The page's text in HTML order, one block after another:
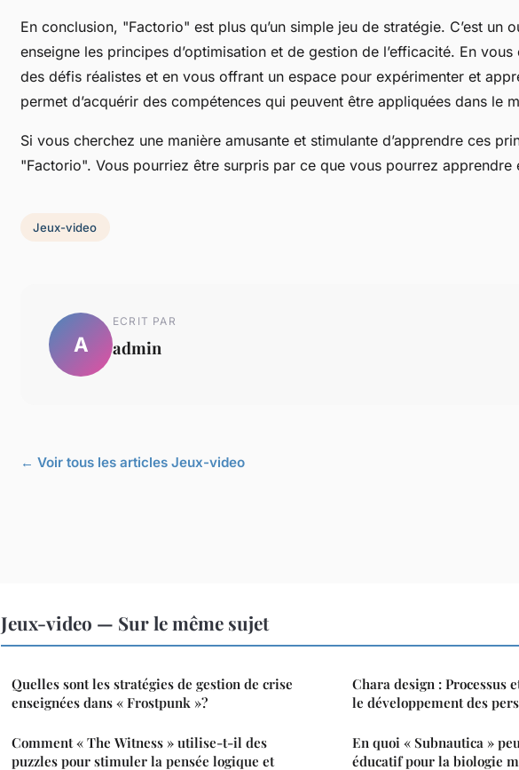
En conclusion, "Factorio" est plus qu’un simple jeu de stratégie. C’est un
enseigne les principes d’optimisation et de gestion de l’efficacité. En
des défis réalistes et en vous offrant un espace pour expérimenter et
permet d’acquérir des compétences qui peuvent être appliquées dans le
Si vous cherchez une manière amusante et stimulante d’apprendre ces
"Factorio". Vous pourriez être surpris par ce que vous pourrez apprendre
Jeux-video
A
ECRIT PAR
admin
← Voir tous les articles Jeux-video
Jeux-video — Sur le même sujet
Quelles sont les stratégies de gestion de crise
enseignées dans « Frostpunk »?
Comment « The Witness » utilise-t-il des
puzzles pour stimuler la pensée logique et
Chara design : Processus
le développement des
En quoi « Subnautica »
éducatif pour la biologie